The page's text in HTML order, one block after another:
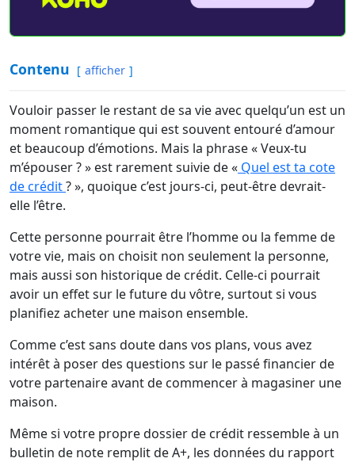
Contenu afficher
Vouloir passer le restant de sa vie avec quelqu’un est un
moment romantique qui est souvent entouré d’amour
et beaucoup d’émotions. Mais la phrase « Veux-tu
m’épouser ? » est rarement suivie de « Quel est ta cote
de crédit? », quoique c’est jours-ci, peut-être devrait-
elle l’être.
Cette personne pourrait être l’homme ou la femme de
votre vie, mais on choisit non seulement la personne,
mais aussi son historique de crédit. Celle-ci pourrait
avoir un effet sur le future du vôtre, surtout si vous
planifiez acheter une maison ensemble.
Comme c’est sans doute dans vos plans, vous avez
intérêt à poser des questions sur le passé financier de
votre partenaire avant de commencer à magasiner une
maison.
Même si votre propre dossier de crédit ressemble à un
bulletin de note remplit de A+, les données du rapport